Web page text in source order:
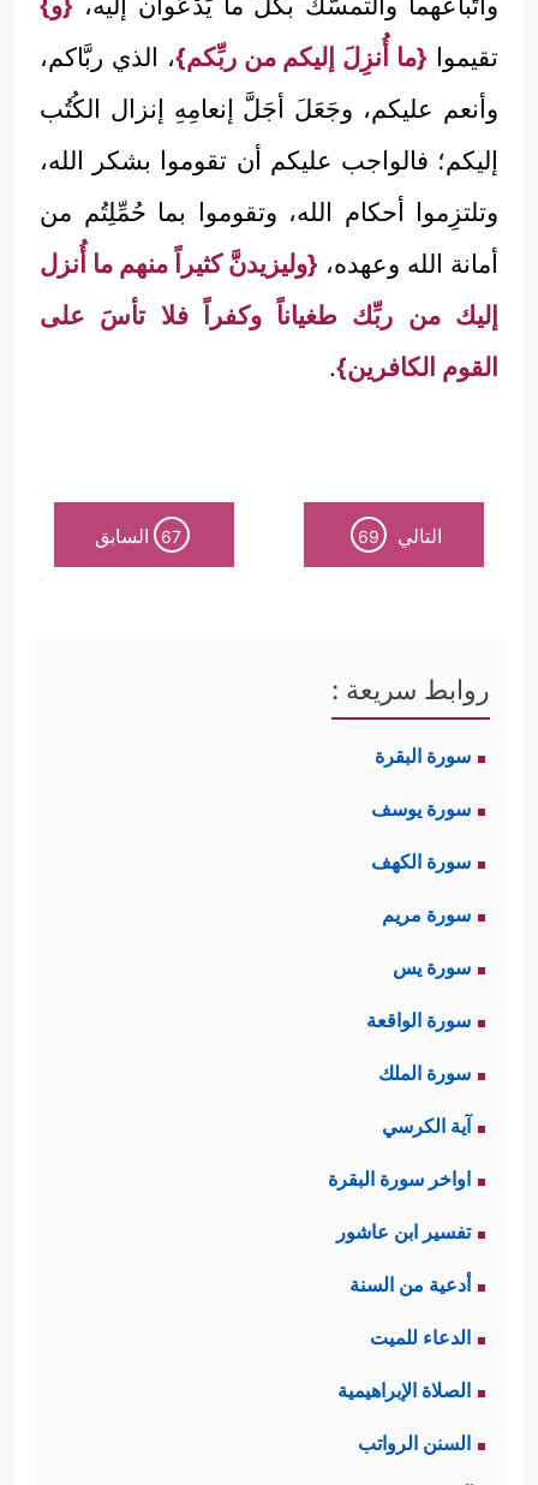
تقيموا {ما أُنزِلَ إليكم من ربِّكم}، الذي ربَّاكم،
وأنعم عليكم، وجَعَلَ أجَلَّ إنعامِهِ إنزال الكُتُب
إليكم؛ فالواجب عليكم أن تقوموا بشكر الله،
وتلتزِموا أحكام الله، وتقوموا بما حُمِّلِتُم من
أمانة الله وعهده، {وليزيدنَّ كثيراً منهم ما أُنزل
إليك من ربِّك طغياناً وكفراً فلا تأسَ على
القوم الكافرين}.
التالي 69
67 السابق
روابط سريعة :
سورة البقرة
سورة يوسف
سورة الكهف
سورة مريم
سورة يس
سورة الواقعة
سورة الملك
آية الكرسي
اواخر سورة البقرة
تفسير ابن عاشور
أدعية من السنة
الدعاء للميت
الصلاة الإبراهيمية
السنن الرواتب